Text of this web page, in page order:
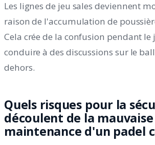
Les lignes de jeu sales deviennent
raison de l'accumulation de
Cela crée de la confusion pendant le
conduire à des discussions sur le
dehors.
Quels risques pour la
découlent de la mauvaise
maintenance d'un padel